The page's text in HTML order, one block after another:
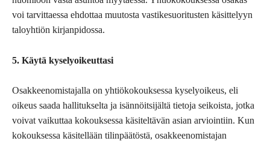
voi tarvittaessa ehdottaa muutosta vastikesuoritusten käsittelyyn
taloyhtiön kirjanpidossa.
5. Käytä kyselyoikeuttasi
Osakkeenomistajalla on yhtiökokouksessa kyselyoikeus, eli
oikeus saada hallitukselta ja isännöitsijältä tietoja seikoista, jotka
voivat vaikuttaa kokouksessa käsiteltävän asian arviointiin. Kun
kokouksessa käsitellään tilinpäätöstä, osakkeenomistajan